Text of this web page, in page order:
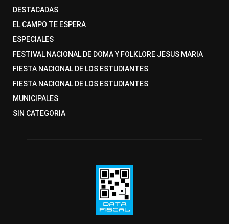
DESTACADAS
EL CAMPO TE ESPERA
ESPECIALES
FESTIVAL NACIONAL DE DOMA Y FOLKLORE JESUS MARIA
FIESTA NACIONAL DE LOS ESTUDIANTES
FIESTA NACIONAL DE LOS ESTUDIANTES
MUNICIPALES
SIN CATEGORIA